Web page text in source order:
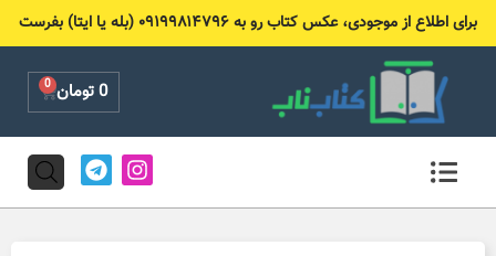
برای اطلاع از موجودی، عکس کتاب رو به ۰۹۱۹۹۸۱۴۷۹۶ (بله یا ایتا) بفرست
0تومان 0
Cart
I
n
s
T
e
l